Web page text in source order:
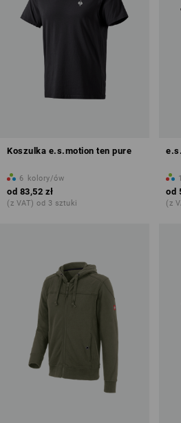
Koszulka e.s.motion ten pure
6 kolory/ów
od 83,52 zł
(z VAT) od 3 sztuki
od
(z